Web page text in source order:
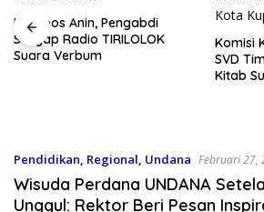
Matheos Anin, Pengabdi
Senyap Radio TIRILOLOK
Suara Verbum
Komisi
SVD
Kitab
Pendidikan, Regional, Undana Februari 27,
Wisuda Perdana UNDANA
Unggul: Rektor Beri Pesan